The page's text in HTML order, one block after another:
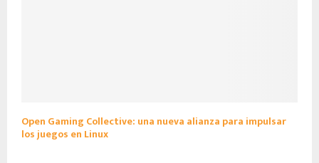
Open Gaming Collective: una nueva alianza para impulsar
los juegos en Linux